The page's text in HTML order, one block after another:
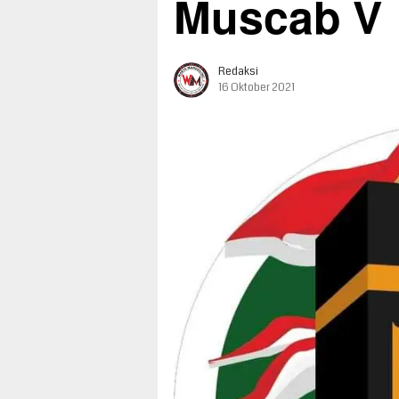
Muscab V
Redaksi
16 Oktober 2021